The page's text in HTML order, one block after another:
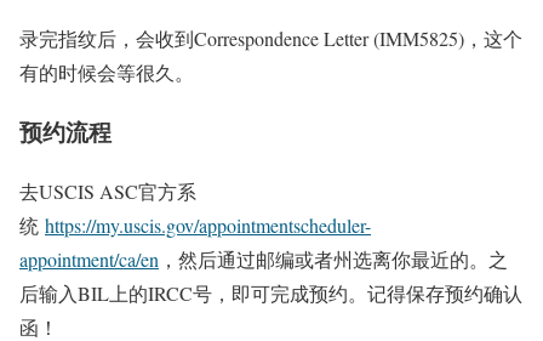
录完指纹后，会收到Correspondence Letter (IMM5825)，这个
有的时候会等很久。
预约流程
去USCIS ASC官方系
统 https://my.uscis.gov/appointmentscheduler-
appointment/ca/en ，然后通过邮编或者州选离你最近的。之
后输入BIL上的IRCC号，即可完成预约。记得保存预约确认
函！